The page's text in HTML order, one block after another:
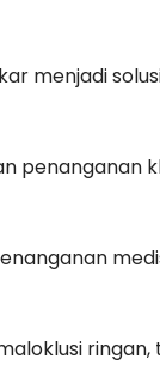
menjadi
penanganan